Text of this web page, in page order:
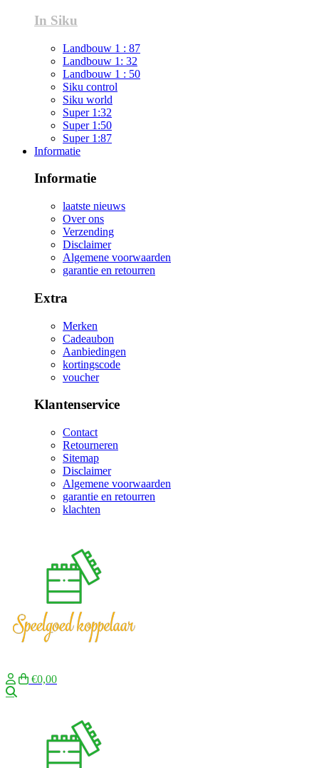
In Siku
Landbouw 1 : 87
Landbouw 1: 32
Landbouw 1 : 50
Siku control
Siku world
Super 1:32
Super 1:50
Super 1:87
Informatie
Informatie
laatste nieuws
Over ons
Verzending
Disclaimer
Algemene voorwaarden
garantie en retourren
Extra
Merken
Cadeaubon
Aanbiedingen
kortingscode
voucher
Klantenservice
Contact
Retourneren
Sitemap
Disclaimer
Algemene voorwaarden
garantie en retourren
klachten
€0,00